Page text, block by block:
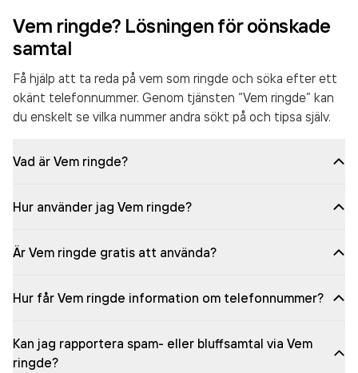
Vem ringde? Lösningen för oönskade
samtal
Få hjälp att ta reda på vem som ringde och söka efter ett
okänt telefonnummer. Genom tjänsten “Vem ringde” kan
du enskelt se vilka nummer andra sökt på och tipsa själv.
Vad är Vem ringde?
Hur använder jag Vem ringde?
Är Vem ringde gratis att använda?
Hur får Vem ringde information om telefonnummer?
Kan jag rapportera spam- eller bluffsamtal via Vem
ringde?